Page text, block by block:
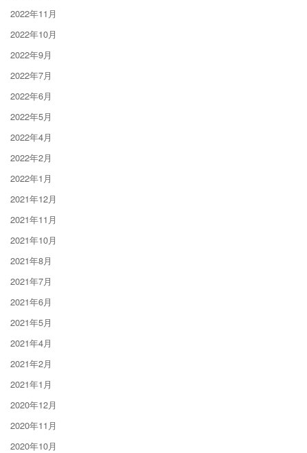
2022年11月
2022年10月
2022年9月
2022年7月
2022年6月
2022年5月
2022年4月
2022年2月
2022年1月
2021年12月
2021年11月
2021年10月
2021年8月
2021年7月
2021年6月
2021年5月
2021年4月
2021年2月
2021年1月
2020年12月
2020年11月
2020年10月